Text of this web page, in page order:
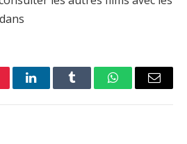
LinkedInTumblr WhatsAppEmail